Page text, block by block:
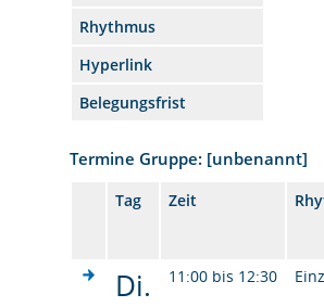
Rhythmus
Hyperlink
Belegungsfrist
Termine Gruppe: [unbenannt]
Tag Zeit
Di. 11:00 bis 12:30